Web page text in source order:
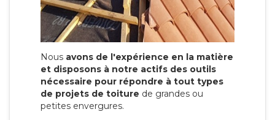
Nous avons de l'expérience en la matière
et disposons à notre actifs des outils
nécessaire pour répondre à tout types
de projets de toiture de grandes ou
petites envergures.